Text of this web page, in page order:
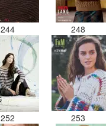
244 248
252 253